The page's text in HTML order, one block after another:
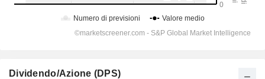
Dividendo/Azione (DPS)